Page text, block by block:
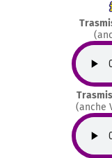
(anche